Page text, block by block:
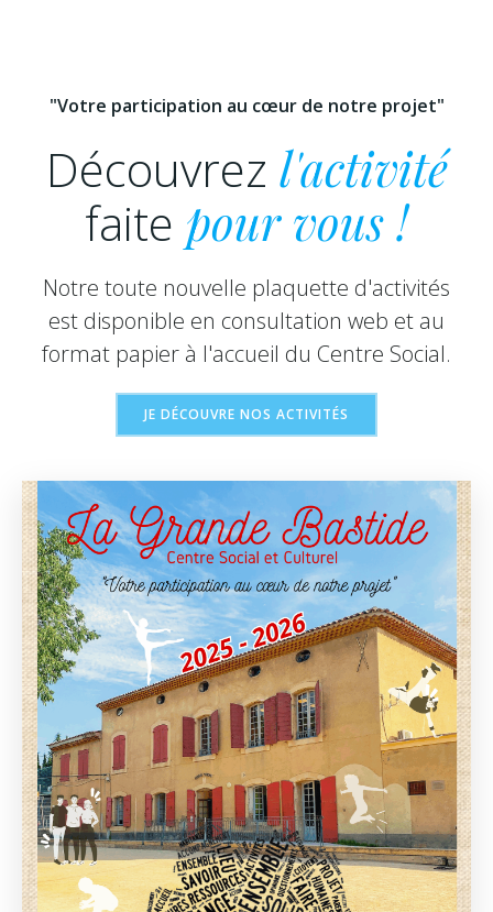
"Votre participation au cœur de notre projet"
Découvrez l'activité
faite pour vous !
Notre toute nouvelle plaquette d'activités
est disponible en consultation web et au
format papier à l'accueil du Centre Social.
JE DÉCOUVRE NOS ACTIVITÉS